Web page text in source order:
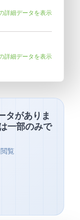
詳細データを表示
詳細データを表示
タがありま
一部のみで
覧